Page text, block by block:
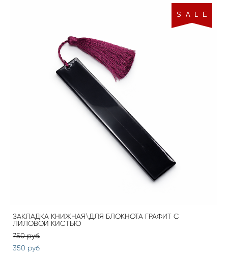
S A L E
ЗАКЛАДКА КНИЖНАЯ\ДЛЯ БЛОКНОТА ГРАФИТ С
ЛИЛОВОЙ КИСТЬЮ
750 pуб.
350 pуб.